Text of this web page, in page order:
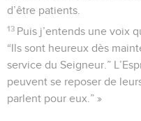
d’être patients.
13 Puis j’entends une voix
“Ils sont heureux dès
service du Seigneur.”
peuvent se reposer de
parlent pour eux.” »